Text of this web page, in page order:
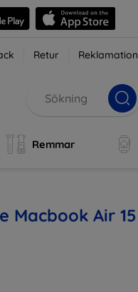
Retur Reklamation
Remmar
Macbook Air 15